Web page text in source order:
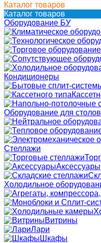
Каталог товаров
Каталог товаров
Оборудование БУ
Кондиционеры
Оборудование для
Стеллажи
Аксессуары
Холодильное
Витрины
Лари
Шкафы